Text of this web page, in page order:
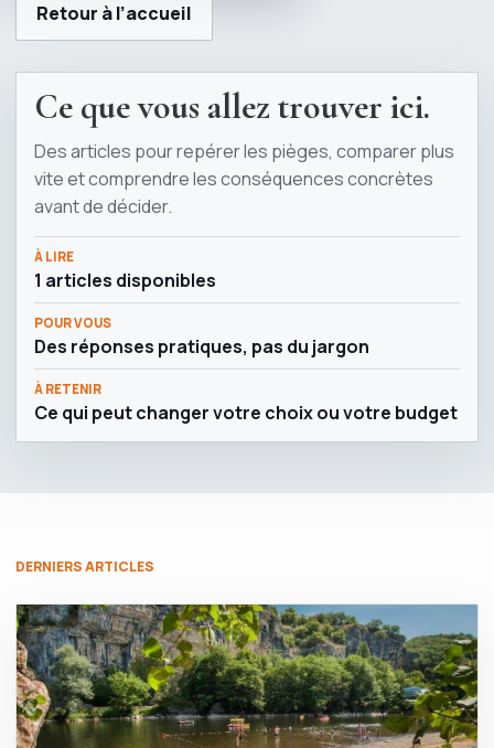
Retour à l’accueil
Ce que vous allez trouver ici.
Des articles pour repérer les pièges, comparer plus
vite et comprendre les conséquences concrètes
avant de décider.
À LIRE
1 articles disponibles
POUR VOUS
Des réponses pratiques, pas du jargon
À RETENIR
Ce qui peut changer votre choix ou votre budget
DERNIERS ARTICLES